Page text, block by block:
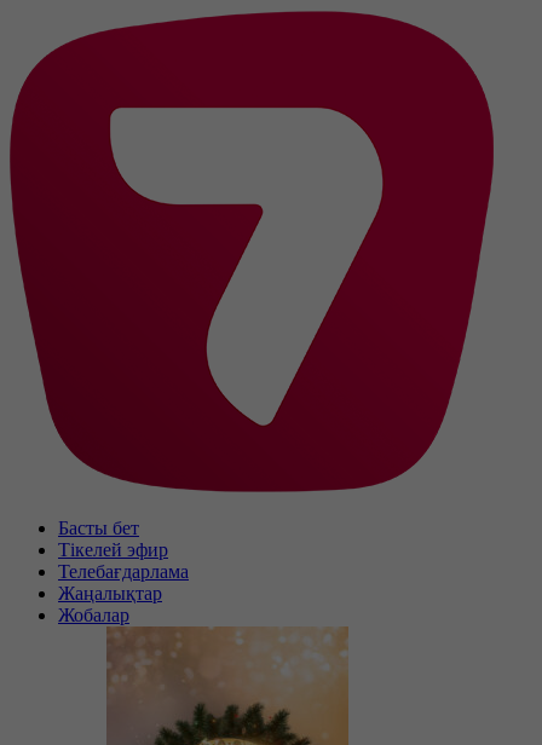
Басты бет
Тікелей эфир
Телебағдарлама
Жаңалықтар
Жобалар